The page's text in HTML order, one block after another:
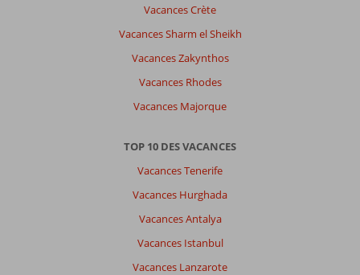
Vacances Crète
Vacances Sharm el Sheikh
Vacances Zakynthos
Vacances Rhodes
Vacances Majorque
TOP 10 DES VACANCES
Vacances Tenerife
Vacances Hurghada
Vacances Antalya
Vacances Istanbul
Vacances Lanzarote